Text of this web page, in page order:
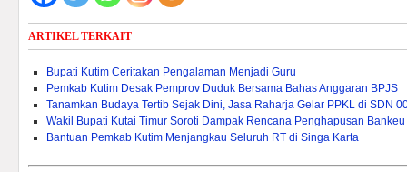
ARTIKEL TERKAIT
Bupati Kutim Ceritakan Pengalaman Menjadi Guru
Pemkab Kutim Desak Pemprov Duduk Bersama Bahas Anggaran BPJS
Tanamkan Budaya Tertib Sejak Dini, Jasa Raharja Gelar PPKL di SDN
Wakil Bupati Kutai Timur Soroti Dampak Rencana Penghapusan
Bantuan Pemkab Kutim Menjangkau Seluruh RT di Singa Karta